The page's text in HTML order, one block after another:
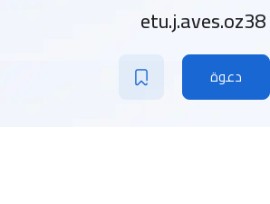
etu.j.aves.oz38
دعوة